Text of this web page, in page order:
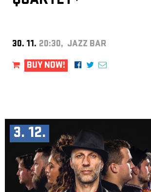
30. 11. 20:30, JAZZ BAR
BUY NOW!
3. 12.